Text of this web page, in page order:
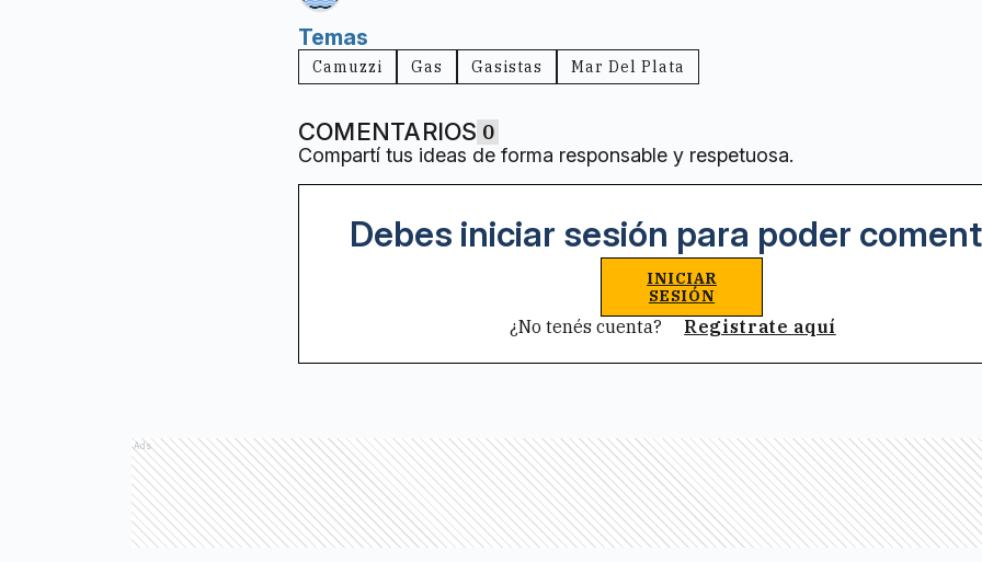
Temas
Camuzzi Gas Gasistas Mar Del Plata
COMENTARIOS 0
Compartí tus ideas de forma responsable y respetuosa.
Debes iniciar sesión para poder
INICIAR
SESIÓN
¿No tenés cuenta? Registrate aquí
Ads